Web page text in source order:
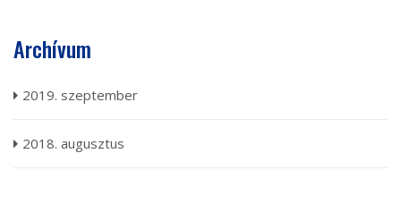
Archívum
2019. szeptember
2018. augusztus